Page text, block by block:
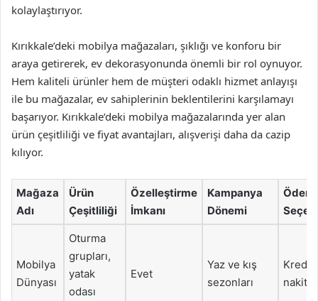
kolaylaştırıyor.
Kırıkkale’deki mobilya mağazaları, şıklığı ve konforu bir
araya getirerek, ev dekorasyonunda önemli bir rol oynuyor.
Hem kaliteli ürünler hem de müşteri odaklı hizmet anlayışı
ile bu mağazalar, ev sahiplerinin beklentilerini karşılamayı
başarıyor. Kırıkkale’deki mobilya mağazalarında yer alan
ürün çeşitliliği ve fiyat avantajları, alışverişi daha da cazip
kılıyor.
Mağaza
Adı
Ürün
Çeşitliliği
Özelleştirme
İmkanı
Kampanya
Dönemi
Mobilya
Dünyası
Oturma
grupları,
yatak
odası
Evet
Yaz ve kış
sezonları
Kredi
nakit